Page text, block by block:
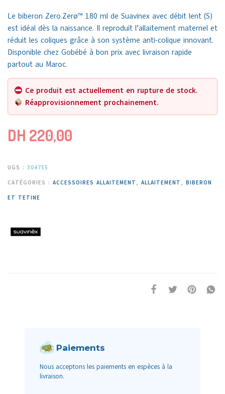
Le biberon Zero.Zerø™ 180 ml de Suavinex avec débit lent (S)
est idéal dès la naissance. Il reproduit l’allaitement maternel et
réduit les coliques grâce à son système anti-colique innovant.
Disponible chez Gobébé à bon prix avec livraison rapide
partout au Maroc.
Ce produit est actuellement en rupture de stock.
Réapprovisionnement prochainement.
DH 220,00
UGS : 304755
CATÉGORIES : ACCESSOIRES ALLAITEMENT , ALLAITEMENT , BIBERON
ET TETINE
Paiements
Nous acceptons les paiements en espèces à la
livraison.